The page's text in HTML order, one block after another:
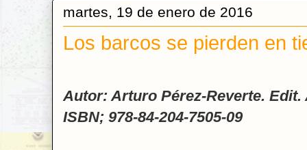
martes, 19 de enero de 2016
Los barcos se pierden en
Autor: Arturo Pérez-Reverte. Edit.
ISBN; 978-84-204-7505-09